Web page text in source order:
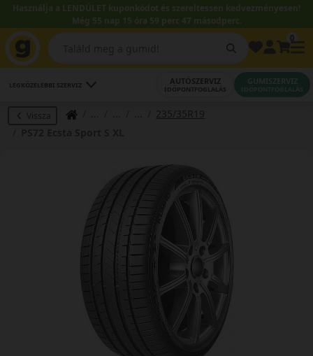
Használja a LENDÜLET kuponkódot és szereltessen kedvezményesen!
Még 55 nap 15 óra 59 perc 47 másodperc.
LEGKÖZELEBBI SZERVIZ AUTÓSZERVIZ
IDŐPONTFOGLALÁS
GUMISZERVIZ
IDŐPONTFOGLALÁS
Vissza
235/35R19